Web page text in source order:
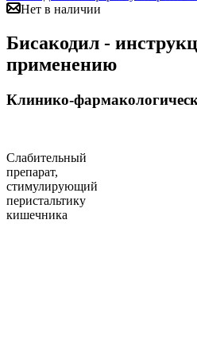
Нет в наличии
Бисакодил -
применению
Клинико-
Слабительный
препарат,
стимулирующий
перистальтику
кишечника